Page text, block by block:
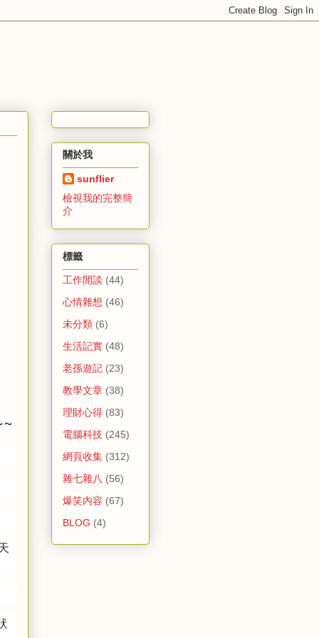
關於我
sunflier
檢視我的完整簡
介
標籤
工作閒談 (44)
心情雜想 (46)
未分類 (6)
生活記實 (48)
老孫遊記 (23)
教學文章 (38)
理財心得 (83)
電腦科技 (245)
網頁收集 (312)
雜七雜八 (56)
爆笑內容 (67)
BLOG (4)